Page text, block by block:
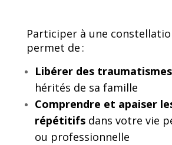
Participer à une
permet de :
Libérer des
hérités de sa famille
Comprendre et apaiser
répétitifsdans votre vie
ou professionnelle